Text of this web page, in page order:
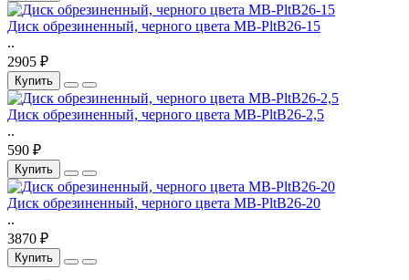
Диск обрезиненный, черного цвета MB-PltB26-15
..
2905 ₽
Купить
Диск обрезиненный, черного цвета MB-PltB26-2,5
..
590 ₽
Купить
Диск обрезиненный, черного цвета MB-PltB26-20
..
3870 ₽
Купить